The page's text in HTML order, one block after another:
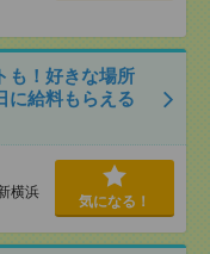
も！好きな場所
に給料もらえる
横浜
気になる！